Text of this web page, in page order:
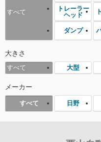
すべて
トレーラー
ヘッド
ダンプ
大きさ
すべて 大型
メーカー
すべて 日野